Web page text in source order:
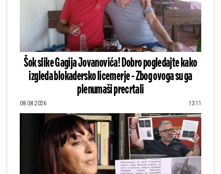
Šok slike Gagija Jovanovića! Dobro pogledajte kako
izgleda blokadersko licemerje - Zbog ovoga su ga
plenumaši precrtali
08.08.2026 13:11